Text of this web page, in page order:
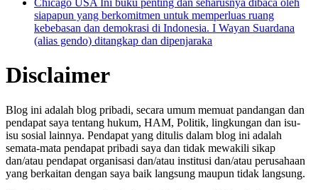
Chicago USA Ini buku penting dan seharusnya dibaca oleh
siapapun yang berkomitmen untuk memperluas ruang
kebebasan dan demokrasi di Indonesia. I Wayan Suardana
(alias gendo) ditangkap dan dipenjaraka
Disclaimer
Blog ini adalah blog pribadi, secara umum memuat pandangan dan
pendapat saya tentang hukum, HAM, Politik, lingkungan dan isu-
isu sosial lainnya. Pendapat yang ditulis dalam blog ini adalah
semata-mata pendapat pribadi saya dan tidak mewakili sikap
dan/atau pendapat organisasi dan/atau institusi dan/atau perusahaan
yang berkaitan dengan saya baik langsung maupun tidak langsung.